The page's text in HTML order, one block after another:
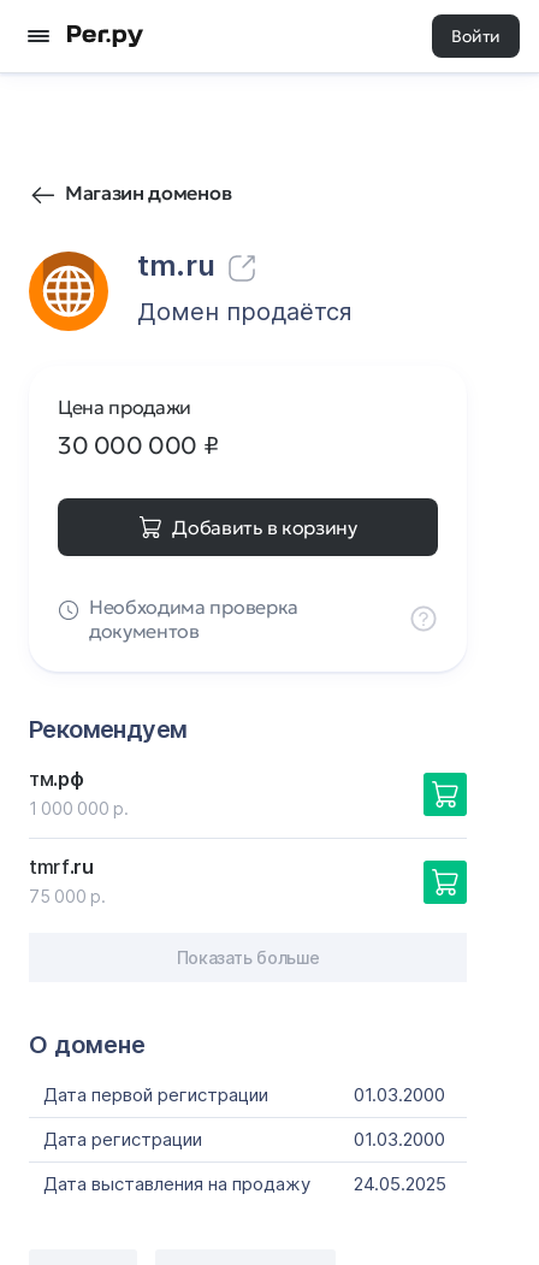
Войти
Магазин доменов
tm.ru
167 0
Домен продаётся
О домене
Дата первой регистрации
01.03.2000
Дата регистрации
01.03.2000
Дата выставления на продажу
24.05.2025
Цена продажи
30 000 000 ₽
Добавить в корзину
Необходима проверка
документов
Рекомендуем
тм.рф
1 000 000 р.
tmrf.ru
75 000 р.
Показать больше